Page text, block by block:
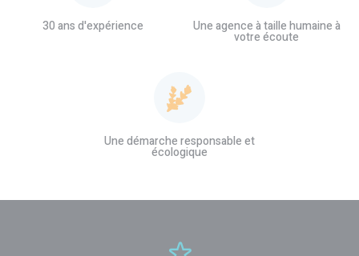
30 ans d'expérience Une agence à taille humaine à
votre écoute
Une démarche responsable et
écologique